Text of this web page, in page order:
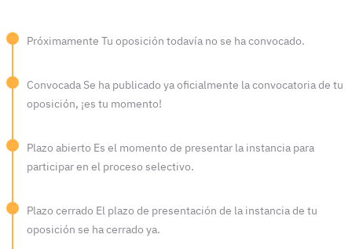
Próximamente Tu oposición todavía no se ha convocado.
Convocada Se ha publicado ya oficialmente la convocatoria de tu
oposición, ¡es tu momento!
Plazo abierto Es el momento de presentar la instancia para
participar en el proceso selectivo.
Plazo cerrado El plazo de presentación de la instancia de tu
oposición se ha cerrado ya.